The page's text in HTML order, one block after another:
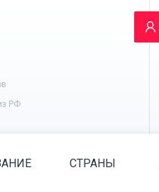
РФ
СТРАНЫ